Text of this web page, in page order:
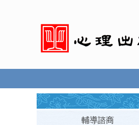
輔導諮商